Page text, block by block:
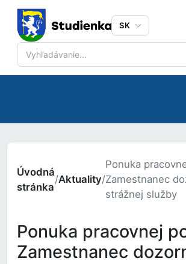
SK
Úvodná
stránka
/Aktuality/
Ponuka
Zamestnanec
strážnej služby
Ponuka pracovnej
Zamestnanec